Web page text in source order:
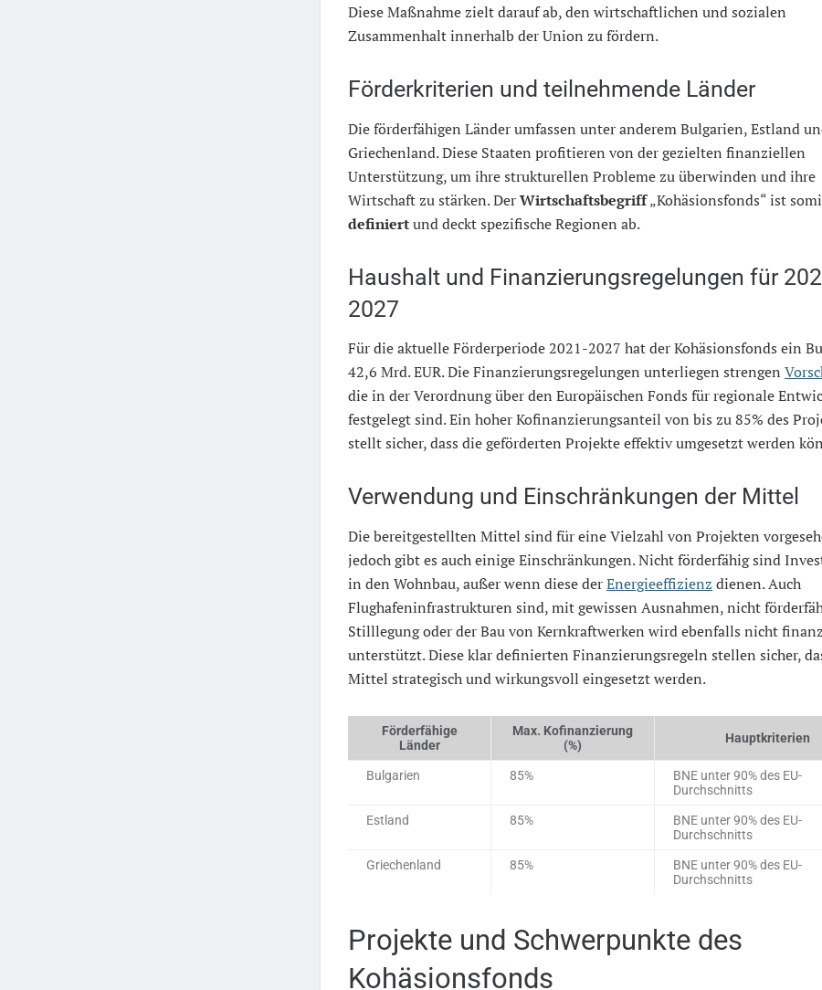
Diese Maßnahme zielt darauf ab, den wirtschaftlichen und sozialen
Zusammenhalt innerhalb der Union zu fördern.
Förderkriterien und teilnehmende Länder
Die förderfähigen Länder umfassen unter anderem Bulgarien, Estland
Griechenland. Diese Staaten profitieren von der gezielten finanziellen
Unterstützung, um ihre strukturellen Probleme zu überwinden und ihre
Wirtschaft zu stärken. DerWirtschaftsbegriff„Kohäsionsfonds“ ist
definiertund deckt spezifische Regionen ab.
Haushalt und Finanzierungsregelungen für
2027
Für die aktuelle Förderperiode 2021-2027 hat der Kohäsionsfonds ein
42,6 Mrd. EUR. Die Finanzierungsregelungen unterliegen strengen
die in der Verordnung über den Europäischen Fonds für regionale
festgelegt sind. Ein hoher Kofinanzierungsanteil von bis zu 85% des
stellt sicher, dass die geförderten Projekte effektiv umgesetzt werden
Verwendung und Einschränkungen der Mittel
Die bereitgestellten Mittel sind für eine Vielzahl von Projekten
jedoch gibt es auch einige Einschränkungen. Nicht förderfähig sind
in den Wohnbau, außer wenn diese derEnergieeffizienz dienen. Auch
Flughafeninfrastrukturen sind, mit gewissen Ausnahmen, nicht
Stilllegung oder der Bau von Kernkraftwerken wird ebenfalls nicht
unterstützt. Diese klar definierten Finanzierungsregeln stellen sicher,
Mittel strategisch und wirkungsvoll eingesetzt werden.
Förderfähige
Länder
Max. Kofinanzierung
(%)
Hauptkriterien
Bulgarien 85%
BNE unter 90% des EU-
Durchschnitts
Estland 85%
BNE unter 90% des EU-
Durchschnitts
Griechenland 85%
BNE unter 90% des EU-
Durchschnitts
Projekte und Schwerpunkte des
Kohäsionsfonds